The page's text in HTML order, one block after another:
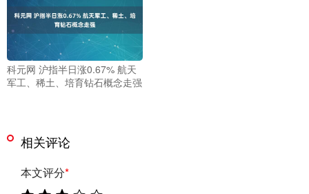
科元网 沪指半日涨0.67% 航天
军工、稀土、培育钻石概念走强
相关评论
本文评分*